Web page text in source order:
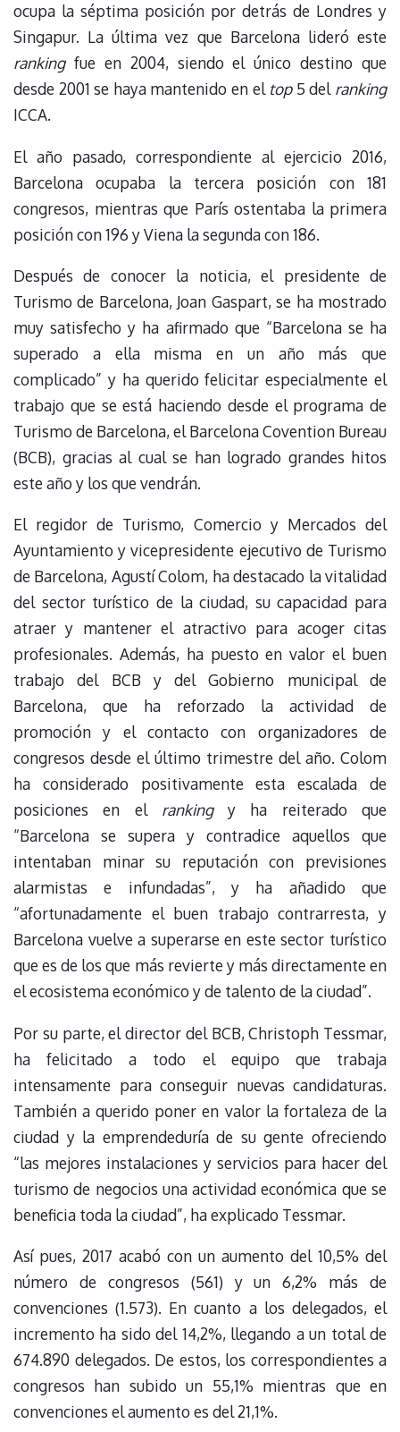
ocupa la séptima posición por detrás de Londres y
Singapur. La última vez que Barcelona lideró este
rankingfue en 2004, siendo el único destino que
desde 2001 se haya mantenido en el top5 del ranking
ICCA.
El año pasado, correspondiente al ejercicio 2016,
Barcelona ocupaba la tercera posición con 181
congresos, mientras que París ostentaba la primera
posición con 196 y Viena la segunda con 186.
Después de conocer la noticia, el presidente de
Turismo de Barcelona, Joan Gaspart, se ha mostrado
muy satisfecho y ha afirmado que “Barcelona se ha
superado a ella misma en un año más que
complicado” y ha querido felicitar especialmente el
trabajo que se está haciendo desde el programa de
Turismo de Barcelona, el Barcelona Covention Bureau
(BCB), gracias al cual se han logrado grandes hitos
este año y los que vendrán.
El regidor de Turismo, Comercio y Mercados del
Ayuntamiento y vicepresidente ejecutivo de Turismo
de Barcelona, Agustí Colom, ha destacado la vitalidad
del sector turístico de la ciudad, su capacidad para
atraer y mantener el atractivo para acoger citas
profesionales. Además, ha puesto en valor el buen
trabajo del BCB y del Gobierno municipal de
Barcelona, que ha reforzado la actividad de
promoción y el contacto con organizadores de
congresos desde el último trimestre del año. Colom
ha considerado positivamente esta escalada de
posiciones en el rankingy ha reiterado que
“Barcelona se supera y contradice aquellos que
intentaban minar su reputación con previsiones
alarmistas e infundadas”, y ha añadido que
“afortunadamente el buen trabajo contrarresta, y
Barcelona vuelve a superarse en este sector turístico
que es de los que más revierte y más directamente en
el ecosistema económico y de talento de la ciudad”.
Por su parte, el director del BCB, Christoph Tessmar,
ha felicitado a todo el equipo que trabaja
intensamente para conseguir nuevas candidaturas.
También a querido poner en valor la fortaleza de la
ciudad y la emprendeduría de su gente ofreciendo
“las mejores instalaciones y servicios para hacer del
turismo de negocios una actividad económica que se
beneficia toda la ciudad”, ha explicado Tessmar.
Así pues, 2017 acabó con un aumento del 10,5% del
número de congresos (561) y un 6,2% más de
convenciones (1.573). En cuanto a los delegados, el
incremento ha sido del 14,2%, llegando a un total de
674.890 delegados. De estos, los correspondientes a
congresos han subido un 55,1% mientras que en
convenciones el aumento es del 21,1%.